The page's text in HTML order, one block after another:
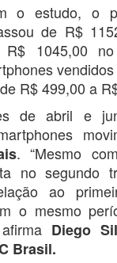
o estudo, o
de R$
R$ 1045,00
R$ 499,00 a
de abril e
. “Mesmo
no segundo
ao
o mesmo
Diego
Brasil.